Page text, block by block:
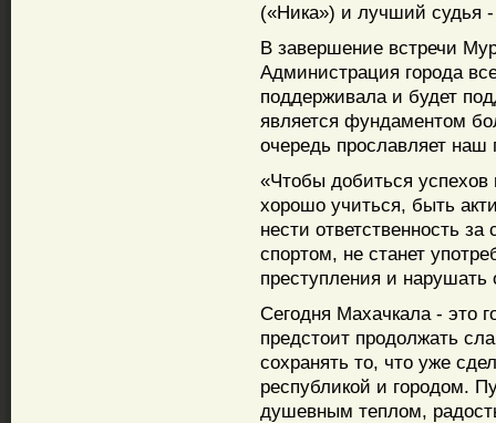
(«Ника») и лучший судья
В завершение встречи
Администрация города
поддерживала и будет
является фундаментом
очередь прославляет наш
«Чтобы добиться
хорошо учиться, быть
нести ответственность
спортом, не станет
преступления и
Сегодня Махачкала - это
предстоит продолжать
сохранять то, что уже
республикой и городом.
душевным теплом,